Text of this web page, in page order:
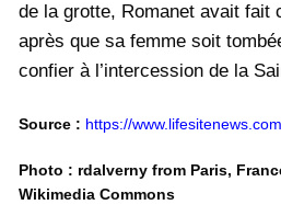
de la grotte, Romanet avait fait
après que sa femme soit
confier à l’intercession de la
Source : https://www.lifesitenews.com
Photo : rdalverny from Paris,
Wikimedia Commons